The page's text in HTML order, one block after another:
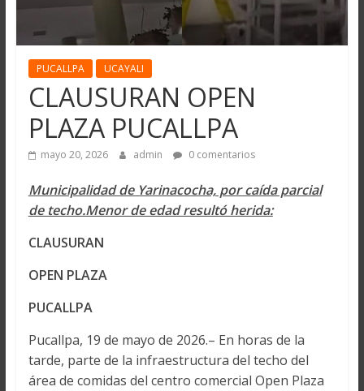
PUCALLPA UCAYALI
CLAUSURAN OPEN
PLAZA PUCALLPA
mayo 20, 2026 admin 0 comentarios
Municipalidad de Yarinacocha, por caída parcial
de techo.Menor de edad resultó herida:
CLAUSURAN
OPEN PLAZA
PUCALLPA
Pucallpa, 19 de mayo de 2026.– En horas de la
tarde, parte de la infraestructura del techo del
área de comidas del centro comercial Open Plaza